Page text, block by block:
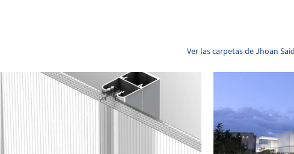
Ver las carpetas de Jhoan